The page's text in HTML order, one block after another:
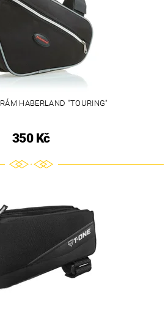
HABERLAND "TOURING"
350 Kč